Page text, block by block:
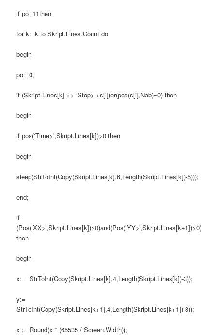
if po=11then
for k:=k to Skript.Lines.Count do
begin
po:=0;
if (Skript.Lines[k] <> ‘Stop>’+s[i])or(pos(s[i],Nab)=0) then
begin
if pos(‘Time>’,Skript.Lines[k])>0 then
begin
sleep(StrToInt(Copy(Skript.Lines[k],6,Length(Skript.Lines[k])-5)));
end;
if
(Pos(‘XX>’,Skript.Lines[k])>0)and(Pos(‘YY>’,Skript.Lines[k+1])>0)
then
begin
x:= StrToInt(Copy(Skript.Lines[k],4,Length(Skript.Lines[k])-3));
y:=
StrToInt(Copy(Skript.Lines[k+1],4,Length(Skript.Lines[k+1])-3));
x := Round(x * (65535 / Screen.Width));